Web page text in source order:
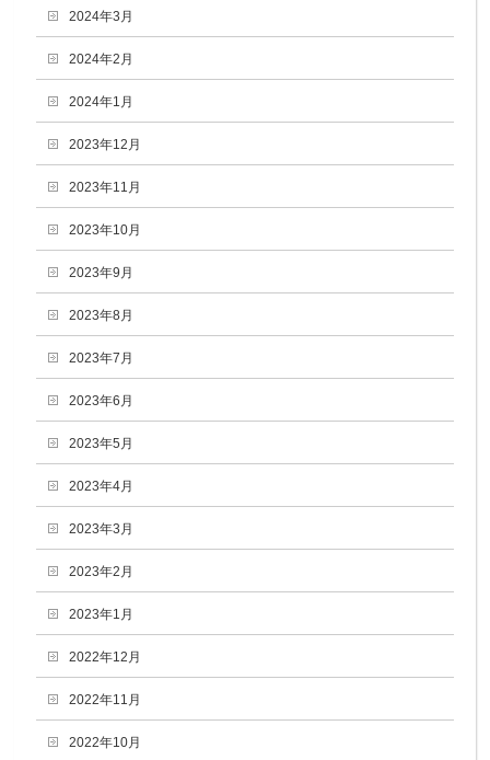
2024年3月
2024年2月
2024年1月
2023年12月
2023年11月
2023年10月
2023年9月
2023年8月
2023年7月
2023年6月
2023年5月
2023年4月
2023年3月
2023年2月
2023年1月
2022年12月
2022年11月
2022年10月